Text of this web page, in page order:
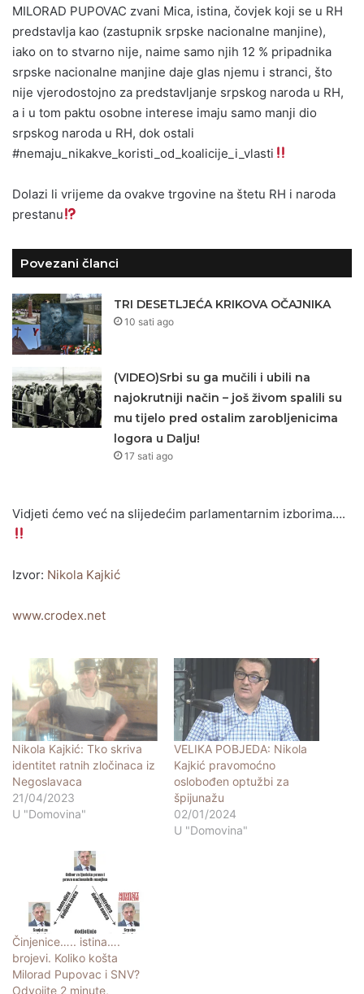
MILORAD PUPOVAC zvani Mica, istina, čovjek koji se u RH
predstavlja kao (zastupnik srpske nacionalne manjine),
iako on to stvarno nije, naime samo njih 12 % pripadnika
srpske nacionalne manjine daje glas njemu i stranci, što
nije vjerodostojno za predstavljanje srpskog naroda u RH,
a i u tom paktu osobne interese imaju samo manji dio
srpskog naroda u RH, dok ostali
#nemaju_nikakve_koristi_od_koalicije_i_vlasti
Dolazi li vrijeme da ovakve trgovine na štetu RH i naroda
prestanu
Povezani članci
TRI DESETLJEĆA KRIKOVA OČAJNIKA
10 sati ago
(VIDEO)Srbi su ga mučili i ubili na
najokrutniji način – još živom spalili su
mu tijelo pred ostalim zarobljenicima
logora u Dalju!
17 sati ago
Vidjeti ćemo već na slijedećim parlamentarnim izborima….
Izvor: Nikola Kajkić
www.crodex.net
Nikola Kajkić: Tko skriva
identitet ratnih zločinaca iz
Negoslavaca
21/04/2023
U "Domovina"
VELIKA POBJEDA: Nikola
Kajkić pravomoćno
oslobođen optužbi za
špijunažu
02/01/2024
U "Domovina"
Činjenice….. istina….
brojevi. Koliko košta
Milorad Pupovac i SNV?
Odvojite 2 minute,